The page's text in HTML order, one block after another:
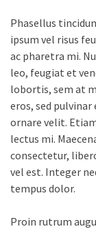
Phasellus
ipsum vel risus
ac pharetra mi.
leo, feugiat et
lobortis, sem at
eros, sed pulvinar
ornare velit.
lectus mi.
consectetur,
vel est. Integer
tempus dolor.
Proin rutrum